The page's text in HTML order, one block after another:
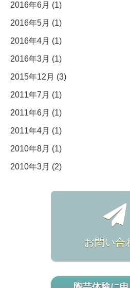
2016年6月 (1)
2016年5月 (1)
2016年4月 (1)
2016年3月 (1)
2015年12月 (3)
2011年7月 (1)
2011年6月 (1)
2011年4月 (1)
2010年8月 (1)
2010年3月 (2)
お問い合